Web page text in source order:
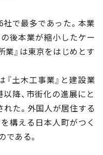
社で最多であった。本業
後本業が縮小したケー
業』は東京をはじめとす
『土木工事業』と建設業
降、市街化の進展にと
れた。外国人が居住する
構える日本人町がつく
である。